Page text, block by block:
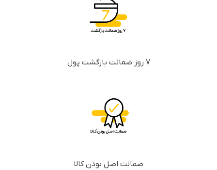
7 روز ضمانت بازگشت پول
ضمانت اصل بودن کالا